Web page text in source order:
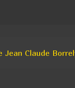
Jean Claude